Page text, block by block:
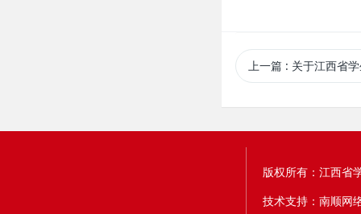
上一篇 : 关于江西省学生体育协
版权所有：江西省
技术支持：南顺网